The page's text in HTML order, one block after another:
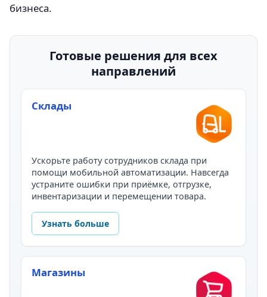
бизнеса.
Готовые решения для всех
направлений
Склады
Ускорьте работу сотрудников склада при
помощи мобильной автоматизации. Навсегда
устраните ошибки при приёмке, отгрузке,
инвентаризации и перемещении товара.
Узнать больше
Магазины